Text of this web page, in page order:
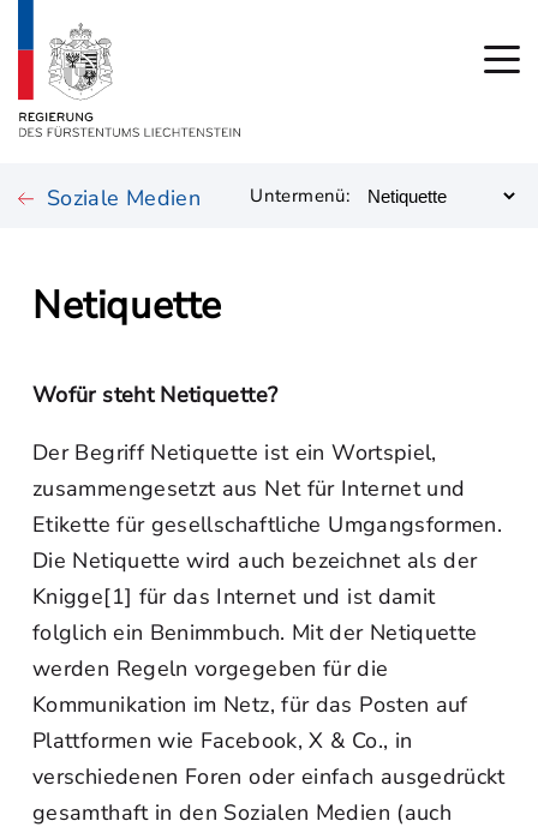
Soziale Medien Untermenü:
Netiquette
Wofür steht Netiquette?
Der Begriff Netiquette ist ein Wortspiel,
zusammengesetzt aus Net für Internet und
Etikette für gesellschaftliche Umgangsformen.
Die Netiquette wird auch bezeichnet als der
Knigge[1] für das Internet und ist damit
folglich ein Benimmbuch. Mit der Netiquette
werden Regeln vorgegeben für die
Kommunikation im Netz, für das Posten auf
Plattformen wie Facebook, X & Co., in
verschiedenen Foren oder einfach ausgedrückt
gesamthaft in den Sozialen Medien (auch